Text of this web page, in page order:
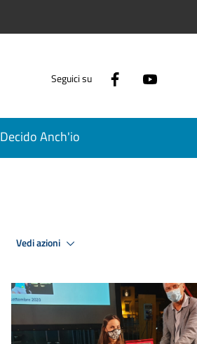
Seguici su
Decido Anch'io
Vedi azioni